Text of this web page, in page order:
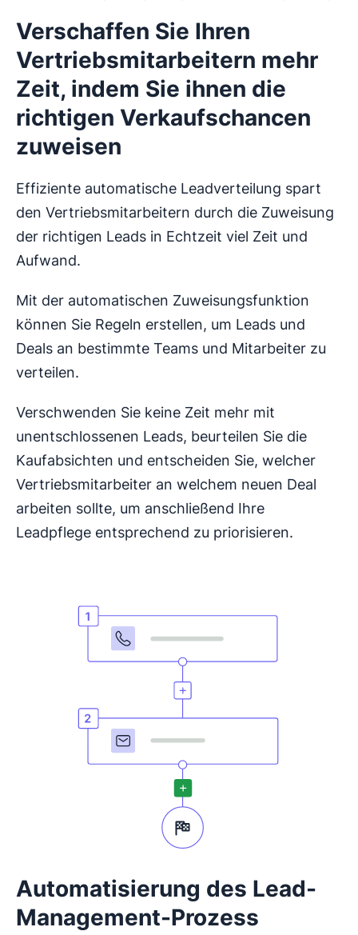
Verschaffen Sie Ihren
Vertriebsmitarbeitern mehr
Zeit, indem Sie ihnen die
richtigen Verkaufschancen
zuweisen
Effiziente automatische Leadverteilung spart
den Vertriebsmitarbeitern durch die Zuweisung
der richtigen Leads in Echtzeit viel Zeit und
Aufwand.
Mit der automatischen Zuweisungsfunktion
können Sie Regeln erstellen, um Leads und
Deals an bestimmte Teams und Mitarbeiter zu
verteilen.
Verschwenden Sie keine Zeit mehr mit
unentschlossenen Leads, beurteilen Sie die
Kaufabsichten und entscheiden Sie, welcher
Vertriebsmitarbeiter an welchem neuen Deal
arbeiten sollte, um anschließend Ihre
Leadpflege entsprechend zu priorisieren.
Automatisierung des Lead-
Management-Prozess